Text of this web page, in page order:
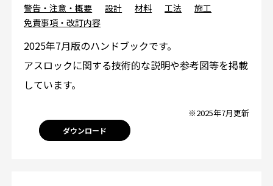
警告・注意・概要
設計 材料 工法
施工
免責事項・改訂内容
2025年7月版のハンドブックです。
アスロックに関する技術的な説明や参考図等を掲載
しています。
※2025年7月更新
ダウンロード